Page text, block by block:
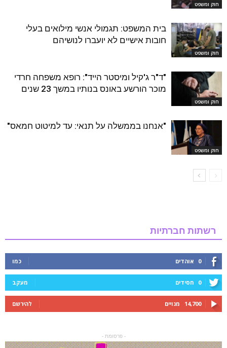
חוק ומשפט
חוק ומשפט
בית המשפט: תגמולי אנשי מילואים בעלי
חובות אישיים לא יועברו לנושיהם
חוק ומשפט
"ד"ר ג'קיל ומיסטר הייד": רופא משפחה חרדי
מוכר הורשע באונס בנותיו במשך 23 שנים
חוק ומשפט
"אנחנו בממשלה על תנאי: עד למיטוט חמאס"
רשתות חברתיות
0 אוהדים כמו
0 חסידים מעקב
14,700 מנויים להירשם
- פרסומת -